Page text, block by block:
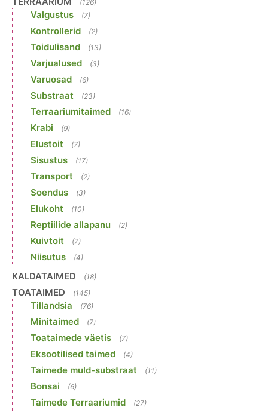
(126)
Valgustus (7)
Kontrollerid (2)
Toidulisand (13)
Varjualused (3)
Varuosad (6)
Substraat (23)
Terraariumitaimed (16)
Krabi (9)
Elustoit (7)
Sisustus (17)
Transport (2)
Soendus (3)
Elukoht (10)
Reptiilide allapanu (2)
Kuivtoit (7)
Niisutus (4)
KALDATAIMED (18)
TOATAIMED (145)
Tillandsia (76)
Minitaimed (7)
Toataimede väetis (7)
Eksootilised taimed (4)
Taimede muld-substraat (11)
Bonsai (6)
Taimede Terraariumid (27)